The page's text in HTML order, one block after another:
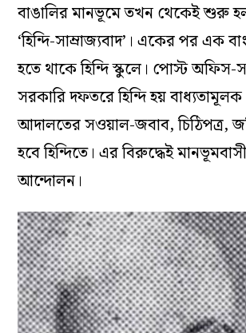
বাঙালির মানভূমে তখন থেকেই শুরু
‘হিন্দি-সাম্রাজ্যবাদ’। একের পর এক
হতে থাকে হিন্দি স্কুলে। পোস্ট অফিস-
সরকারি দফতরে হিন্দি হয়
আদালতের সওয়াল-জবাব, চিঠিপত্র,
হবে হিন্দিতে। এর বিরুদ্ধেই
আন্দোলন।